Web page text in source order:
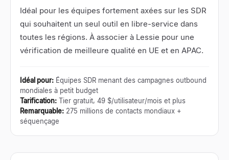
Idéal pour les équipes fortement axées sur les SDR
qui souhaitent un seul outil en libre-service dans
toutes les régions. À associer à Lessie pour une
vérification de meilleure qualité en UE et en APAC.
Idéal pour: Équipes SDR menant des campagnes outbound
mondiales à petit budget
Tarification: Tier gratuit, 49 $/utilisateur/mois et plus
Remarquable: 275 millions de contacts mondiaux +
séquençage